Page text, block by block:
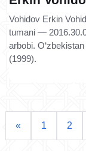
Vohidov Erkin
tumani —
arbobi.
(1999).
« 1 2